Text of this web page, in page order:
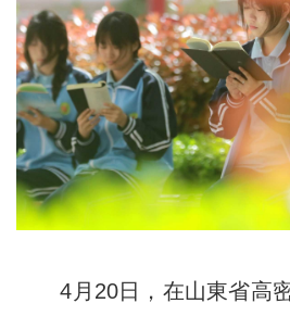
4月20日，在山東省高密